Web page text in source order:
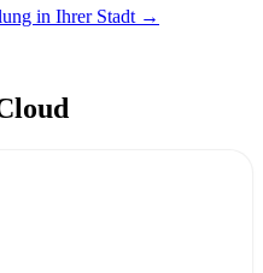
in Ihrer Stadt →